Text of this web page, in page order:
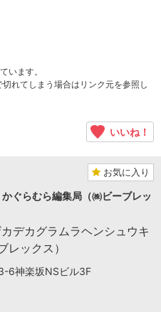
います。
れてしまう場合はリンク元を参照し
いいね！
お気に入り
ぐらむら編集局（㈱ビーブレッ
デカグラムラヘンシュウキ
レックス）
6神楽坂NSビル3F